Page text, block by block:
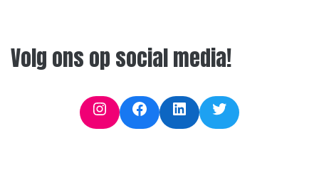
Volg ons op social media!
InstagramFacebookLinkedInTwitter